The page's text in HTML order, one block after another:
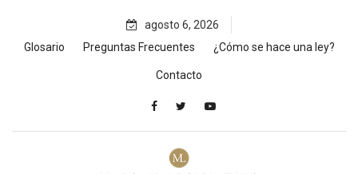
content
agosto 6, 2026
Glosario
Preguntas Frecuentes ¿Cómo se hace una ley?
Contacto